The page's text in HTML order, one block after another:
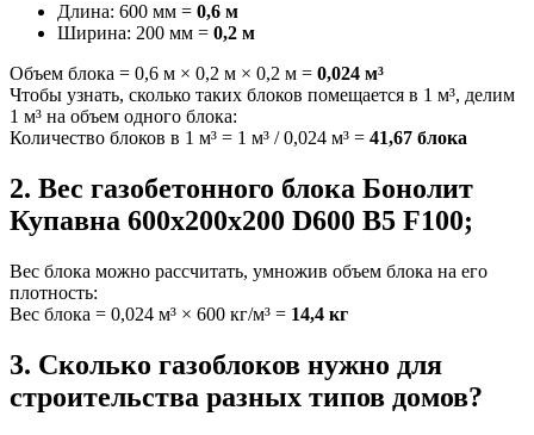
Длина: 600 мм = 0,6 м
Ширина: 200 мм = 0,2 м
Объем блока = 0,6 м × 0,2 м × 0,2 м = 0,024 м³
Чтобы узнать, сколько таких блоков помещается в 1 м³, делим
1 м³ на объем одного блока:
Количество блоков в 1 м³ = 1 м³ / 0,024 м³ = 41,67 блока
2. Вес газобетонного блока Бонолит
Купавна 600x200x200 D600 B5 F100;
Вес блока можно рассчитать, умножив объем блока на его
плотность:
Вес блока = 0,024 м³ × 600 кг/м³ = 14,4 кг
3. Сколько газоблоков нужно для
строительства разных типов домов?